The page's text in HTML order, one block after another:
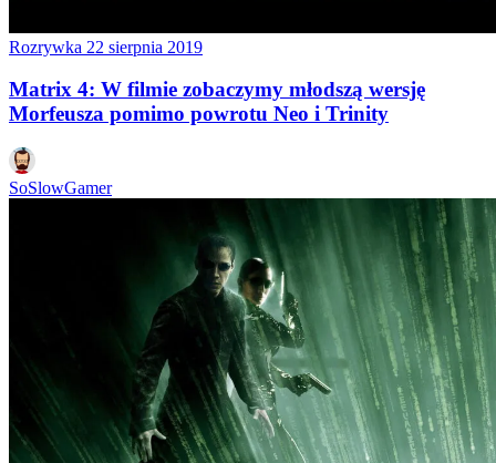
Rozrywka 22 sierpnia 2019
Matrix 4: W filmie zobaczymy młodszą wersję
Morfeusza pomimo powrotu Neo i Trinity
SoSlowGamer